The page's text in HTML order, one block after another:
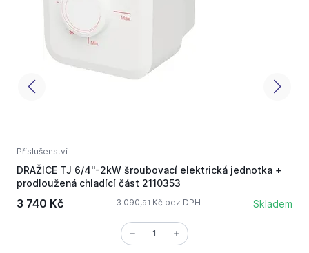
Příslušenství
DRAŽICE TJ 6/4''-2kW šroubovací elektrická jednotka +
prodloužená chladící část 2110353
3 740 Kč 3 090,91 Kč bez DPH Skladem